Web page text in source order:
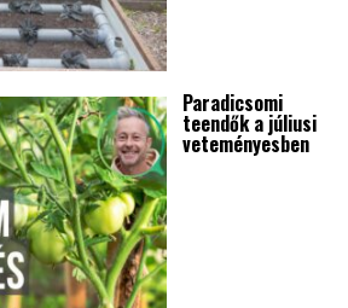
Paradicsomi
teendők a júliusi
veteményesben